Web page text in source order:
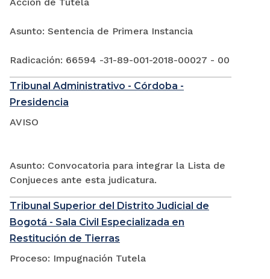
Asunto: Sentencia de Primera Instancia
Radicación: 66594 -31-89-001-2018-00027 - 00
Tribunal Administrativo - Córdoba -
Presidencia
AVISO
Asunto: Convocatoria para integrar la Lista de
Conjueces ante esta judicatura.
Tribunal Superior del Distrito Judicial de
Bogotá - Sala Civil Especializada en
Restitución de Tierras
Proceso: Impugnación Tutela